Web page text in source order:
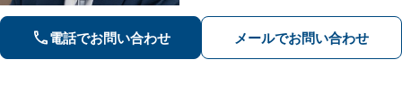
問題】不貞慰謝料の獲得、減額実績多
数。独りで悩まず、先ずはお話をお聞
かせ下さい。【土日・夜間対応可】
電話でお問い合わせ メールでお問い合わせ